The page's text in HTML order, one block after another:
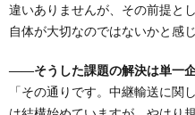
違いありませんが、その前提と
自体が大切なのではないかと感
――そうした課題の解決は単一企
「その通りです。中継輸送に関